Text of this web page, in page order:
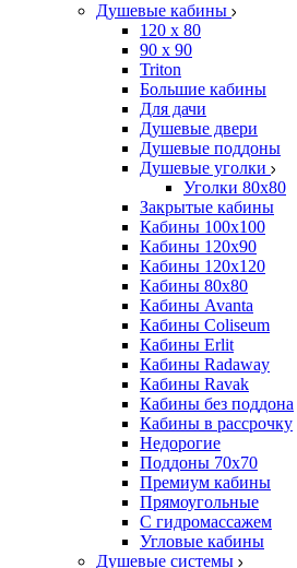
Душевые кабины
120 x 80
90 х 90
Triton
Большие кабины
Для дачи
Душевые двери
Душевые поддоны
Душевые уголки
Уголки 80х80
Закрытые кабины
Кабины 100x100
Кабины 120x90
Кабины 120х120
Кабины 80х80
Кабины Avanta
Кабины Coliseum
Кабины Erlit
Кабины Radaway
Кабины Ravak
Кабины без поддона
Кабины в рассрочку
Недорогие
Поддоны 70x70
Премиум кабины
Прямоугольные
С гидромассажем
Угловые кабины
Душевые системы